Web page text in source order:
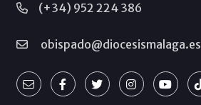
(+34) 952 224 386
obispado@diocesismalaga.es